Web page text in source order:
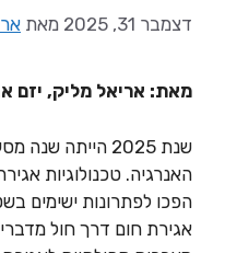
דצמבר 31, 2025 מאת
מאת: אריאל מליק, יזם
שנת 2025 הייתה
האנרגיה. טכנולוגיות
הפכו לפתרונות ישימים
אגירת חום דרך חול